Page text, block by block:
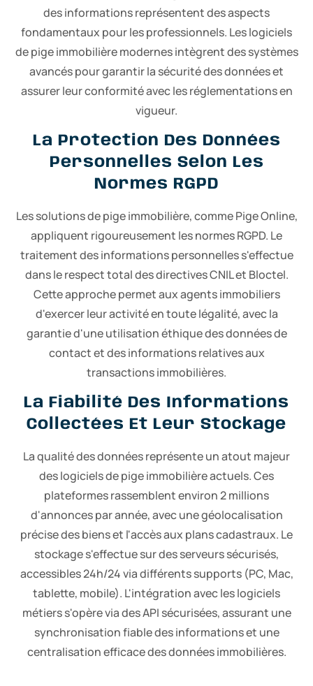
des informations représentent des aspects
fondamentaux pour les professionnels. Les logiciels
de pige immobilière modernes intègrent des systèmes
avancés pour garantir la sécurité des données et
assurer leur conformité avec les réglementations en
vigueur.
La Protection Des Données
Personnelles Selon Les
Normes RGPD
Les solutions de pige immobilière, comme Pige Online,
appliquent rigoureusement les normes RGPD. Le
traitement des informations personnelles s'effectue
dans le respect total des directives CNIL et Bloctel.
Cette approche permet aux agents immobiliers
d'exercer leur activité en toute légalité, avec la
garantie d'une utilisation éthique des données de
contact et des informations relatives aux
transactions immobilières.
La Fiabilité Des Informations
Collectées Et Leur Stockage
La qualité des données représente un atout majeur
des logiciels de pige immobilière actuels. Ces
plateformes rassemblent environ 2 millions
d'annonces par année, avec une géolocalisation
précise des biens et l'accès aux plans cadastraux. Le
stockage s'effectue sur des serveurs sécurisés,
accessibles 24h/24 via différents supports (PC, Mac,
tablette, mobile). L'intégration avec les logiciels
métiers s'opère via des API sécurisées, assurant une
synchronisation fiable des informations et une
centralisation efficace des données immobilières.